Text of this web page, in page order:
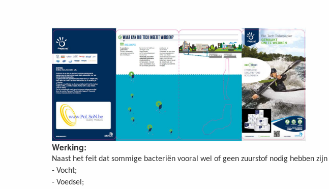
Werking:
Naast het feit dat sommige bacteriën vooral wel of geen zuurstof nodig hebben
- Vocht;
- Voedsel;